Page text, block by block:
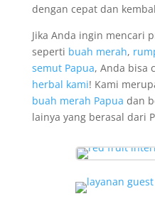
dengan cepat dan
Jika Anda ingin mencari
seperti buah merah,
semut Papua, Anda bisa
herbal kami! Kami
buah merah Papua dan
lainya yang berasal dari